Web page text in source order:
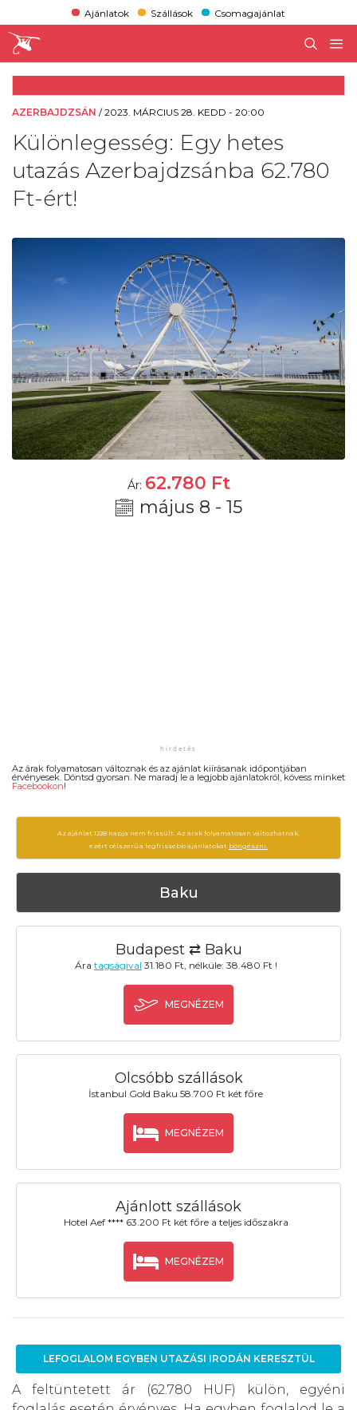
Ajánlatok Szállások Csomagajánlat
AZERBAJDZSÁN /2023. MÁRCIUS 28. KEDD - 20:00
Különlegesség: Egy hetes
utazás Azerbajdzsánba 62.780
Ft-ért!
Ár: 62.780 Ft
május 8 - 15
Az árak folyamatosan változnak és az ajánlat kiírásanak időpontjában
érvényesek. Döntsd gyorsan. Ne maradj le a legjobb ajánlatokról, kövess minket
Facebookon!
Az ajánlat 1228 napja nem frissült. Az árak folyamatosan változhatnak,
ezért célszerű a legfrissebb ajánlatokat böngészni.
Baku
Budapest ⇄ Baku
Ára tagságival 31.180 Ft, nélküle: 38.480 Ft !
MEGNÉZEM
Olcsóbb szállások
İstanbul Gold Baku 58.700 Ft két főre
MEGNÉZEM
Ajánlott szállások
Hotel Aef **** 63.200 Ft két főre a teljes időszakra
MEGNÉZEM
LEFOGLALOM EGYBEN UTAZÁSI IRODÁN KERESZTÜL
A feltüntetett ár (62.780 HUF) külön, egyéni